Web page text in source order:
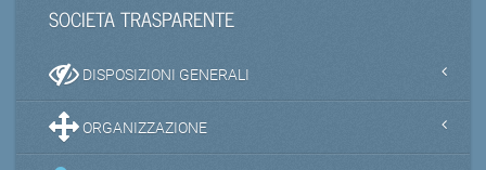
SOCIETA TRASPARENTE
DISPOSIZIONI GENERALI
ORGANIZZAZIONE